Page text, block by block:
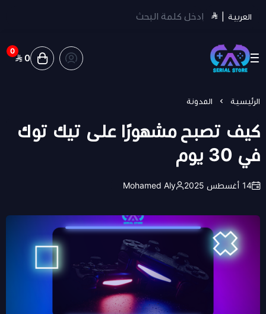
العربية
سيريل ستور | Serial Store
0
0
الرئيسية المدونة
كيف تصبح مشهورًا على تيك توك
في 30 يوم
14 أغسطس 2025 Mohamed Aly